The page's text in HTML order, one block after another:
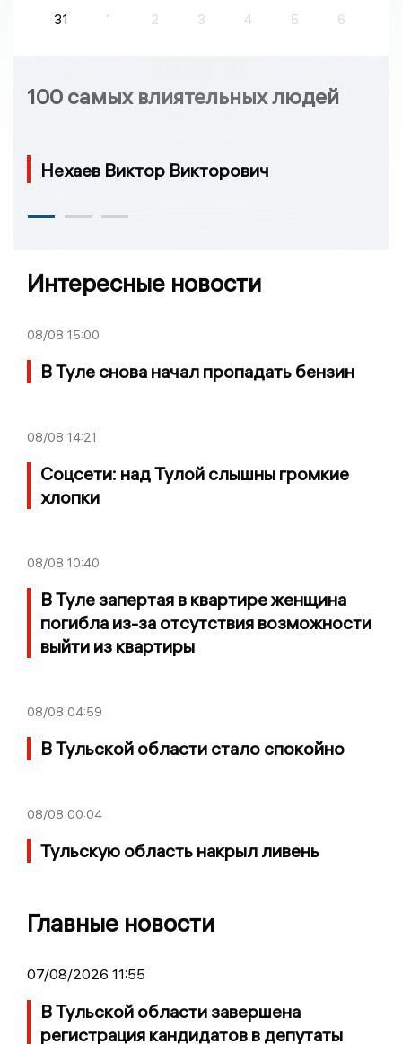
31
1 2 3 4 5 6
100 самых влиятельных людей
Нехаев Виктор Викторович
Интересные новости
08/08 15:00
В Туле снова начал пропадать бензин
08/08 14:21
Соцсети: над Тулой слышны громкие
хлопки
08/08 10:40
В Туле запертая в квартире женщина
погибла из-за отсутствия возможности
выйти из квартиры
08/08 04:59
В Тульской области стало спокойно
08/08 00:04
Тульскую область накрыл ливень
Главные новости
07/08/2026 11:55
В Тульской области завершена
регистрация кандидатов в депутаты